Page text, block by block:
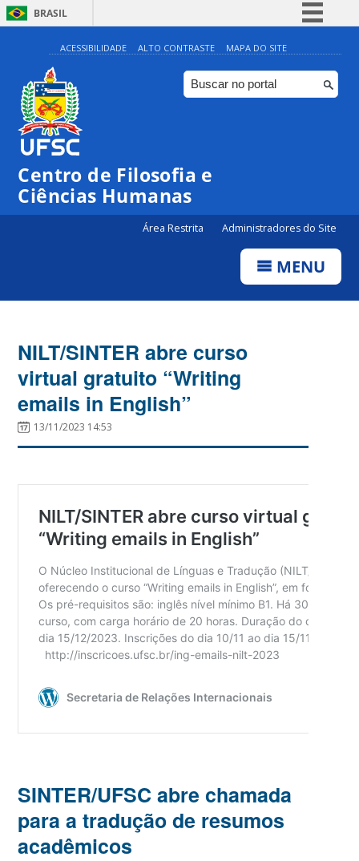
BRASIL
Simplifique!
Comunica BR
Participe
ACESSIBILIDADE ALTO CONTRASTE MAPA DO SITE
Centro de Filosofia e
Ciências Humanas
Área Restrita Administradores do Site
MENU
NILT/SINTER abre curso
virtual gratuito “Writing
emails in English”
13/11/2023 14:53
SINTER/UFSC abre chamada
para a tradução de resumos
acadêmicos